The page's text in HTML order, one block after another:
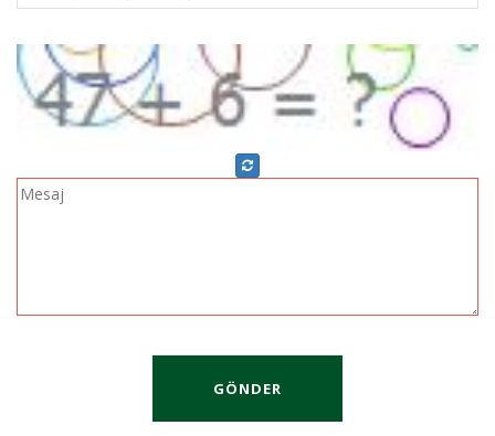
GÖNDER